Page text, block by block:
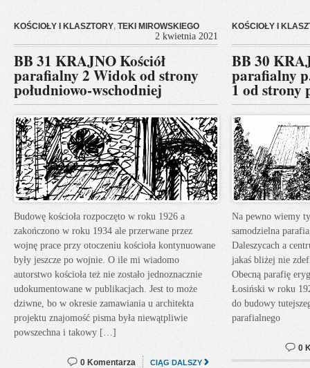
KOŚCIOŁY I KLASZTORY, TEKI MIROWSKIEGO
2 kwietnia 2021
BB 31 KRAJNO Kościół
parafialny 2 Widok od strony
południowo-wschodniej
Budowę kościoła rozpoczęto w roku 1926 a
zakończono w roku 1934 ale przerwane przez
wojnę prace przy otoczeniu kościoła kontynuowane
były jeszcze po wojnie. O ile mi wiadomo
autorstwo kościoła też nie zostało jednoznacznie
udokumentowane w publikacjach. Jest to może
dziwne, bo w okresie zamawiania u architekta
projektu znajomość pisma była niewątpliwie
powszechna i takowy […]
CIĄG DALSZY
0 Komentarza
KOŚCIOŁY I
BB 30
parafialny
1 od strony
Na pewno wiemy
samodzielna
Daleszycach a
jakaś bliżej nie
Obecną parafię
Łosiński w roku
do budowy
parafialnego
0